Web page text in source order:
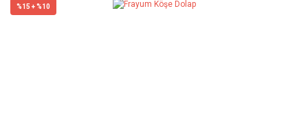
%15 + %10